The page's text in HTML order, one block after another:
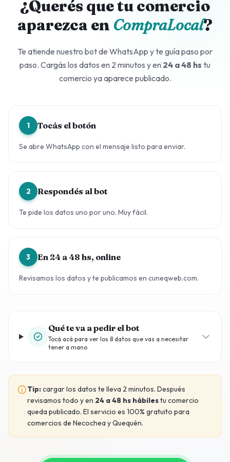
¿Querés que tu comercio
aparezca en CompraLocal?
Te atiende nuestro bot de WhatsApp y te guía paso por
paso. Cargás los datos en 2 minutos y en 24 a 48 hs tu
comercio ya aparece publicado.
1 Tocás el botón
Se abre WhatsApp con el mensaje listo para enviar.
2 Respondés al bot
Te pide los datos uno por uno. Muy fácil.
3 En 24 a 48 hs, online
Revisamos los datos y te publicamos en cuneqweb.com.
Qué te va a pedir el bot
Tocá acá para ver los 8 datos que vas a necesitar
tener a mano
Tip:cargar los datos te lleva 2 minutos. Después
revisamos todo y en 24 a 48 hs hábilestu comercio
queda publicado. El servicio es 100% gratuito para
comercios de Necochea y Quequén.